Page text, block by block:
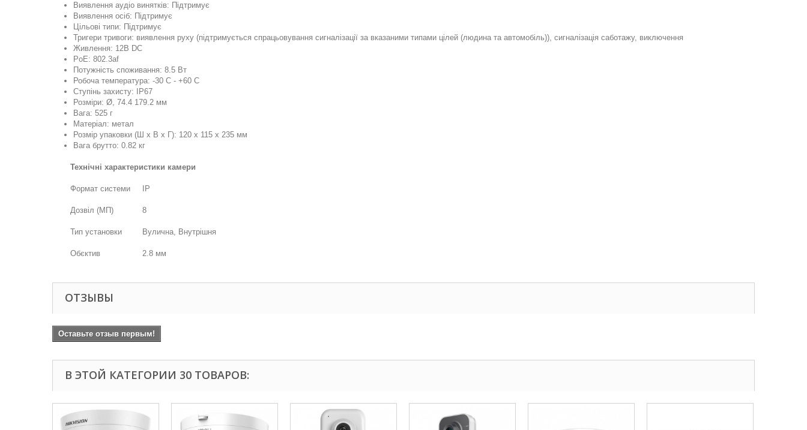
Виявлення аудіо винятків: Підтримує
Виявлення осіб: Підтримує
Цільові типи: Підтримує
Тригери тривоги: виявлення руху (підтримується спрацьовування сигналізації за вказаними типами цілей (людина та автомобіль)), сигналізація саботажу, виключення
Живлення: 12В DC
PoE: 802.3af
Потужність споживання: 8.5 Вт
Робоча температура: -30 C - +60 C
Ступінь захисту: IP67
Розміри: Ø, 74.4 179.2 мм
Вага: 525 г
Матеріал: метал
Розмір упаковки (Ш х В х Г): 120 x 115 x 235 мм
Вага брутто: 0.82 кг
Технічні характеристики камери
Формат системи IP
Дозвіл (МП) 8
Тип установки Вулична, Внутрішня
Обєктив 2.8 мм
ОТЗЫВЫ
Оставьте отзыв первым!
В ЭТОЙ КАТЕГОРИИ 30 ТОВАРОВ: